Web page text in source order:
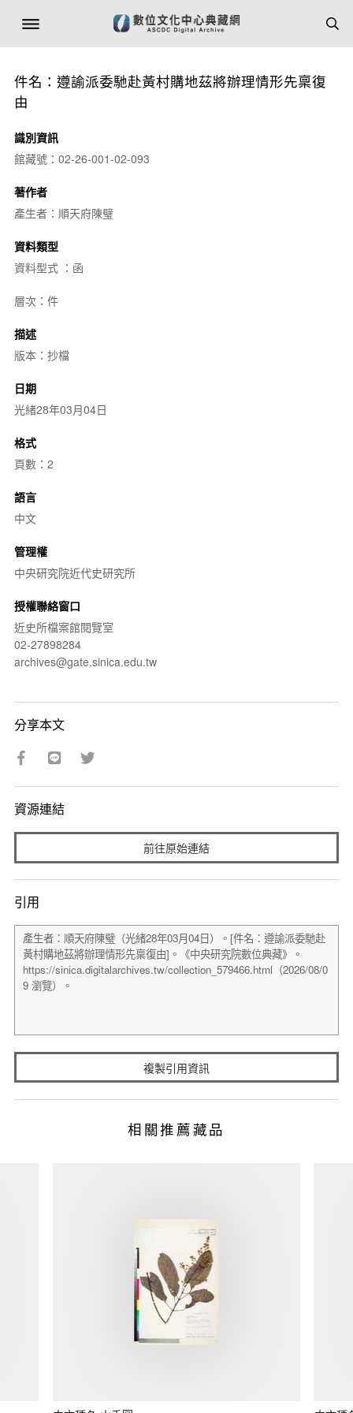
件名：遵諭派委馳赴黃村購地茲將辦理情形先稟復
由
識別資訊
館藏號：02-26-001-02-093
著作者
產生者：順天府陳璧
資料類型
資料型式 ：函
層次：件
描述
版本：抄檔
日期
光緒28年03月04日
格式
頁數：2
語言
中文
管理權
中央研究院近代史研究所
授權聯絡窗口
近史所檔案館閱覽室
02-27898284
archives@gate.sinica.edu.tw
分享本文
資源連結
前往原始連結
引用
複製引用資訊
相關推薦藏品